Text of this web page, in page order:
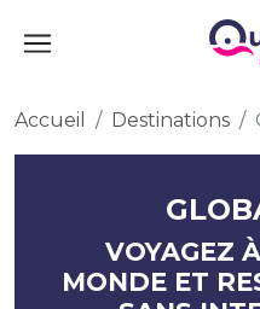
Accueil Destinations
VOYAGEZ
MONDE ET